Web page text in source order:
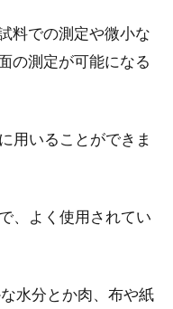
（醤油赤飯）をご存知です
レシピ！
わえ、ラーメン好きな日本
料での測定や微小な
の測定が可能になる
用いることができま
、よく使用されてい
水分とか肉、布や紙